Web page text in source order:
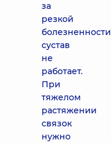
за
резкой
болезненности
сустав
не
работает.
При
тяжелом
растяжении
связок
нужно